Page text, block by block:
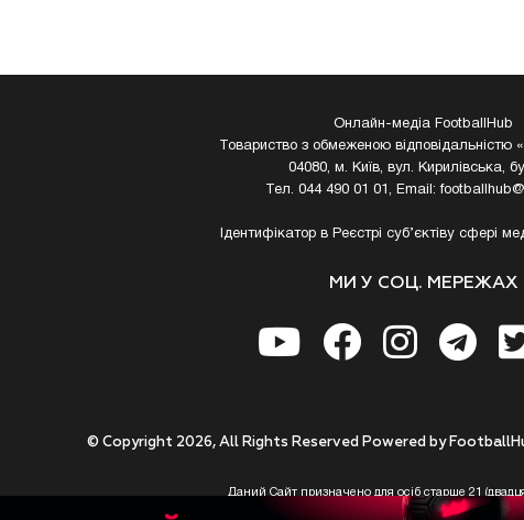
Онлайн-медіа FootballHub
Товариство з обмеженою відповідальністю
04080, м. Київ, вул. Кирилівська,
Тел. 044 490 01 01, Email:
Ідентифікатор в Реєстрі суб’єктіву сфері
МИ У СОЦ. МЕРЕЖАХ
© Copyright 2026, All Rights Reserved Powered by
Даний Сайт призначено для осіб старше 21
Приступаючи до використання https://footballhub.ua, Користувач цим